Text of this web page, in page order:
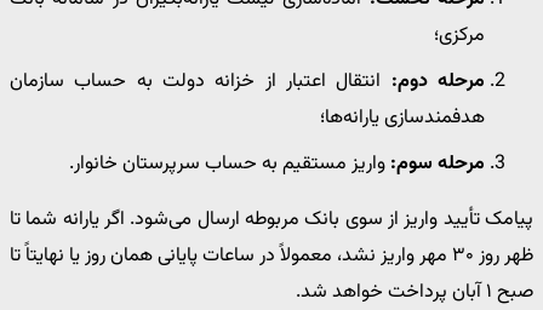
مرکزی؛
مرحله دوم: انتقال اعتبار از خزانه دولت به حساب سازمان
هدفمندسازی یارانه‌ها؛
مرحله سوم: واریز مستقیم به حساب سرپرستان خانوار.
پیامک تأیید واریز از سوی بانک مربوطه ارسال می‌شود. اگر یارانه شما تا
ظهر روز ۳۰ مهر واریز نشد، معمولاً در ساعات پایانی همان روز یا نهایتاً تا
صبح ۱ آبان پرداخت خواهد شد.